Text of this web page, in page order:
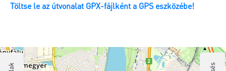
Töltse le az útvonalat GPX-fájlként a GPS eszközébe!